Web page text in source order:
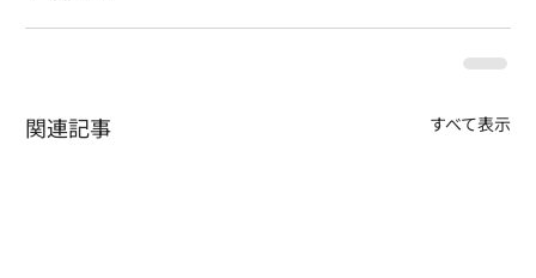
関連記事 すべて表示